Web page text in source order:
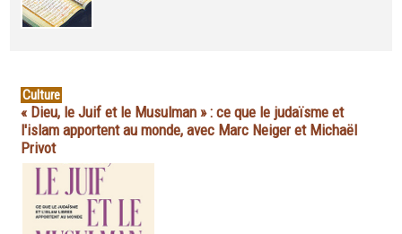
Culture
« Dieu, le Juif et le Musulman » : ce que le judaïsme et
l'islam apportent au monde, avec Marc Neiger et Michaël
Privot